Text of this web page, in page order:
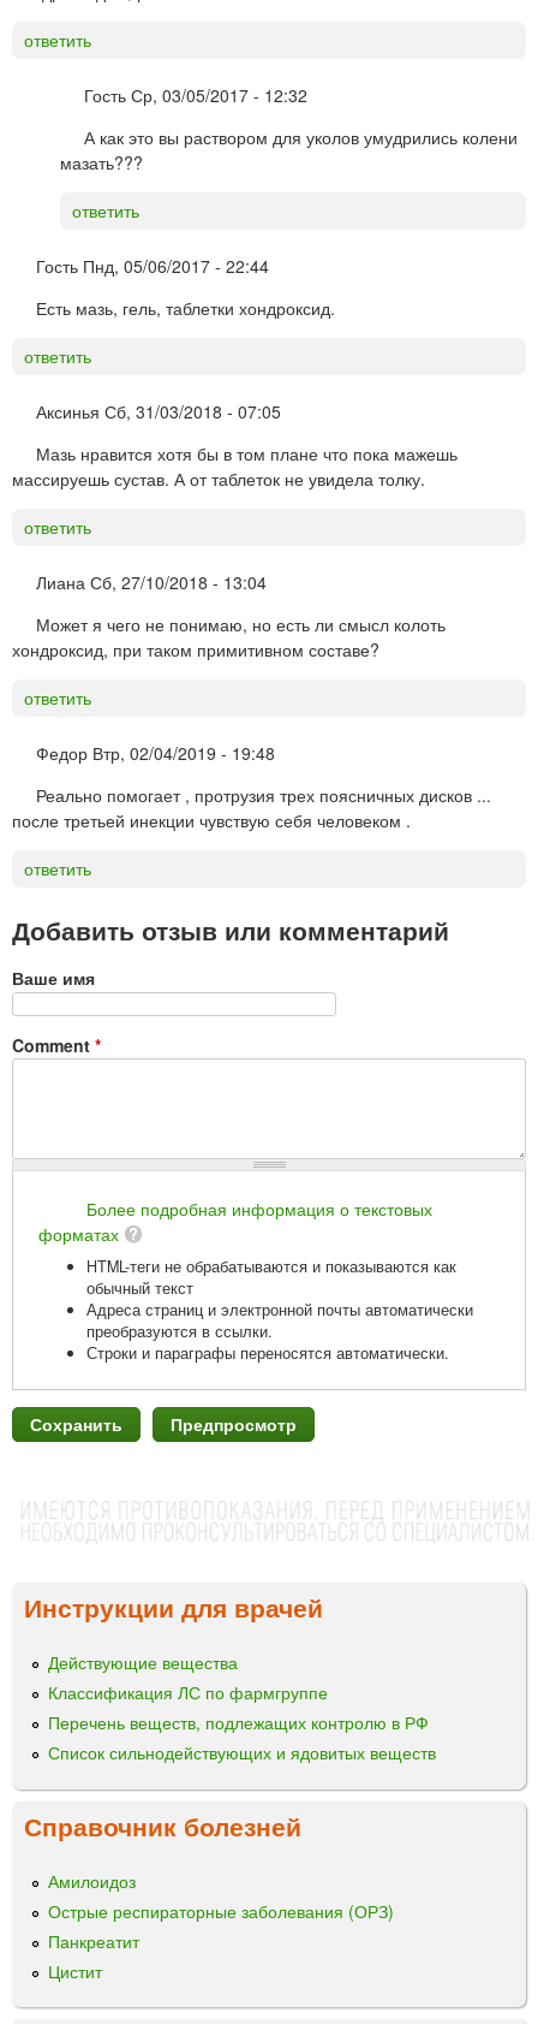
ответить
Гость Ср, 03/05/2017 - 12:32
А как это вы раствором для уколов умудрились колени
мазать???
ответить
Гость Пнд, 05/06/2017 - 22:44
Есть мазь, гель, таблетки хондроксид.
ответить
Аксинья Сб, 31/03/2018 - 07:05
Мазь нравится хотя бы в том плане что пока мажешь
массируешь сустав. А от таблеток не увидела толку.
ответить
Лиана Сб, 27/10/2018 - 13:04
Может я чего не понимаю, но есть ли смысл колоть
хондроксид, при таком примитивном составе?
ответить
Федор Втр, 02/04/2019 - 19:48
Реально помогает , протрузия трех поясничных дисков ...
после третьей инекции чувствую себя человеком .
ответить
Добавить отзыв или комментарий
Ваше имя
Comment *
Более подробная информация о текстовых
форматах
HTML-теги не обрабатываются и показываются как
обычный текст
Адреса страниц и электронной почты автоматически
преобразуются в ссылки.
Строки и параграфы переносятся автоматически.
Инструкции для врачей
Действующие вещества
Классификация ЛС по фармгруппе
Перечень веществ, подлежащих контролю в РФ
Список сильнодействующих и ядовитых веществ
Справочник болезней
Амилоидоз
Острые респираторные заболевания (ОРЗ)
Панкреатит
Цистит